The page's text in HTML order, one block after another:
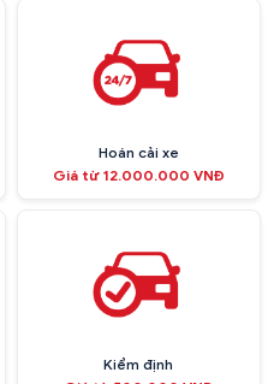
Hoán cải xe
Giá từ 12.000.000 VNĐ
Kiểm định